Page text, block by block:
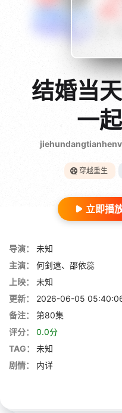
{if
gt 0"}
28短剧
结婚当
一
穿越重生
立即播
导演：
未知
主演：
何釗遠、邵依蕊
上映：
未知
更新：
2026-06-05
备注：
第80集
评分：
0.0分
TAG：
未知
剧情：
内详